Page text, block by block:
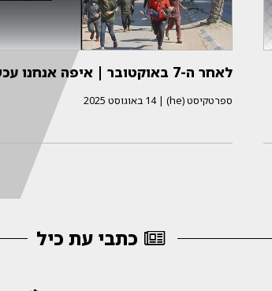
לאחר ה-7 באוקטובר | איפה אנחנו עכשיו?
ספרטקיסט (he) | 14 באוגוסט 2025
כתבי עת כיל